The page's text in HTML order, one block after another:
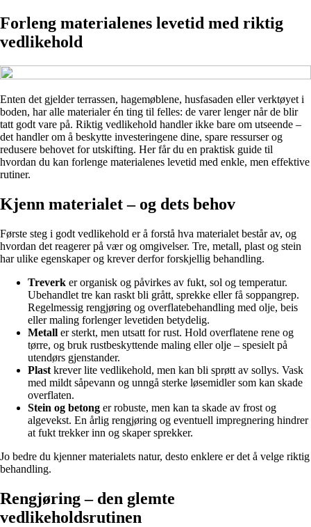
Forleng materialenes levetid med riktig
vedlikehold
Enten det gjelder terrassen, hagemøblene, husfasaden eller verktøyet i
boden, har alle materialer én ting til felles: de varer lenger når de blir
tatt godt vare på. Riktig vedlikehold handler ikke bare om utseende –
det handler om å beskytte investeringene dine, spare ressurser og
redusere behovet for utskifting. Her får du en praktisk guide til
hvordan du kan forlenge materialenes levetid med enkle, men effektive
rutiner.
Kjenn materialet – og dets behov
Første steg i godt vedlikehold er å forstå hva materialet består av, og
hvordan det reagerer på vær og omgivelser. Tre, metall, plast og stein
har ulike egenskaper og krever derfor forskjellig behandling.
Treverk er organisk og påvirkes av fukt, sol og temperatur.
Ubehandlet tre kan raskt bli grått, sprekke eller få soppangrep.
Regelmessig rengjøring og overflatebehandling med olje, beis
eller maling forlenger levetiden betydelig.
Metall er sterkt, men utsatt for rust. Hold overflatene rene og
tørre, og bruk rustbeskyttende maling eller olje – spesielt på
utendørs gjenstander.
Plast krever lite vedlikehold, men kan bli sprøtt av sollys. Vask
med mildt såpevann og unngå sterke løsemidler som kan skade
overflaten.
Stein og betong er robuste, men kan ta skade av frost og
algevekst. En årlig rengjøring og eventuell impregnering hindrer
at fukt trekker inn og skaper sprekker.
Jo bedre du kjenner materialets natur, desto enklere er det å velge riktig
behandling.
Rengjøring – den glemte
vedlikeholdsrutinen